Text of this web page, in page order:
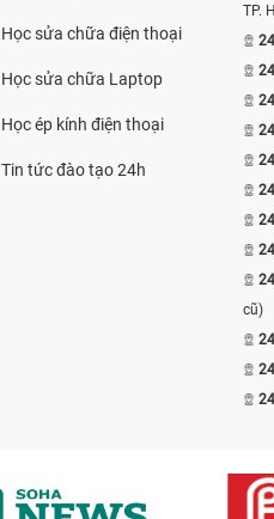
Học sửa chữa điện thoại
Học sửa chữa Laptop
Học ép kính điện thoại
Tin tức đào tạo 24h
TP.
cũ)